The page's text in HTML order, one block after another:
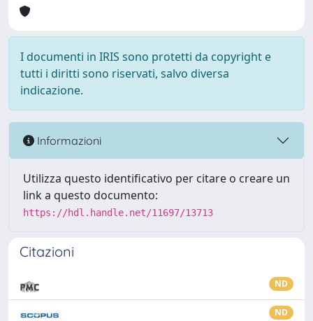
I documenti in IRIS sono protetti da copyright e
tutti i diritti sono riservati, salvo diversa
indicazione.
Informazioni
Utilizza questo identificativo per citare o creare un
link a questo documento:
https://hdl.handle.net/11697/13713
Citazioni
ND
ND